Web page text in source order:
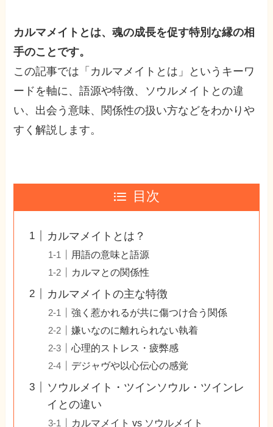
カルマメイトとは、魂の成長を促す特別な縁の相
手のことです。
この記事では「カルマメイトとは」というキーワ
ードを軸に、語源や特徴、ソウルメイトとの違
い、出会う意味、関係性の扱い方などをわかりや
すく解説します。
目次
カルマメイトとは？
用語の意味と語源
カルマとの関係性
カルマメイトの主な特徴
強く惹かれるが共に傷つけ合う関係
嫌いなのに離れられない執着
心理的ストレス・疲弊感
デジャヴや以心伝心の感覚
ソウルメイト・ツインソウル・ツインレ
イとの違い
カルマメイト vs ソウルメイト